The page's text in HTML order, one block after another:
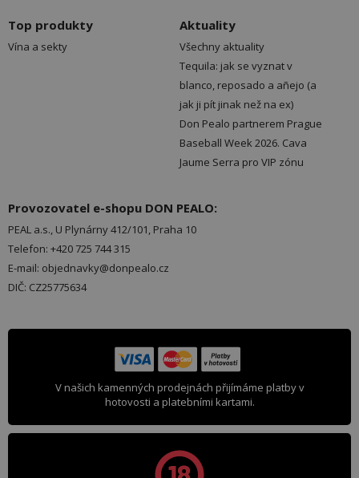
Top produkty
Vína a sekty
Aktuality
Všechny aktuality
Tequila: jak se vyznat v
blanco, reposado a añejo (a
jak ji pít jinak než na ex)
Don Pealo partnerem Prague
Baseball Week 2026. Cava
Jaume Serra pro VIP zónu
Provozovatel e-shopu DON PEALO:
PEAL a.s., U Plynárny 412/101, Praha 10
Telefon: +420 725 744 315
E-mail: objednavky@donpealo.cz
DIČ: CZ25775634
V našich kamenných prodejnách přijímáme platby v
hotovosti a platebními kartami.